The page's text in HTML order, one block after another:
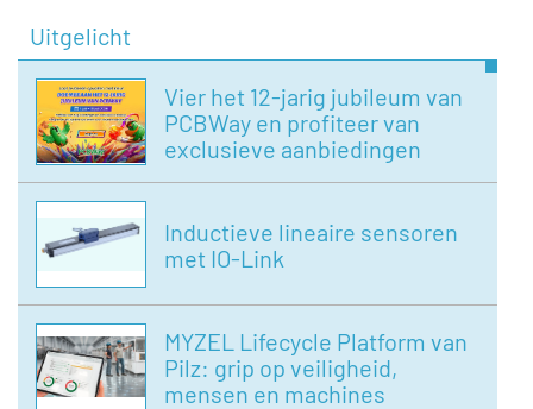
Uitgelicht
Vier het 12-jarig jubileum van
PCBWay en profiteer van
exclusieve aanbiedingen
Inductieve lineaire sensoren
met IO-Link
MYZEL Lifecycle Platform van
Pilz: grip op veiligheid,
mensen en machines